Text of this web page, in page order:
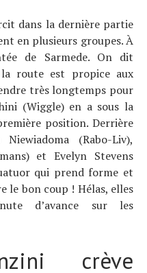
dans la dernière partie
en plusieurs groupes. À
de Sarmede. On dit
route est propice aux
très longtemps pour
(Wiggle) en a sous la
position. Derrière
(Rabo-Liv),
et Evelyn Stevens
qui prend forme et
le bon coup ! Hélas, elles
d’avance sur les
crève